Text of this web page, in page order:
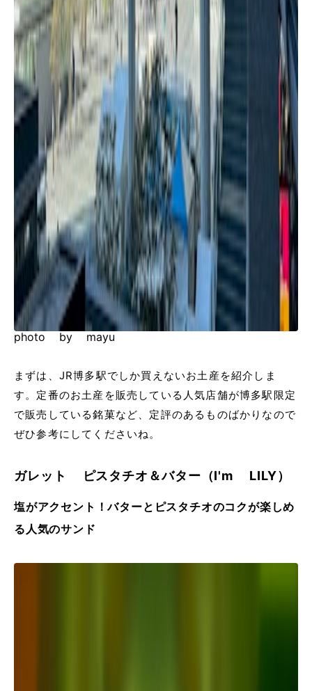
photo by mayu
まずは、JR博多駅でしか買えないお土産を紹介しま
す。定番のお土産を販売している人気店舗が博多駅限定
で販売している銘菓など、定評のあるものばかりなので
ぜひ参考にしてくださいね。
ガレット ピスタチオ＆バター（I'm LILY）
塩がアクセント！バターとピスタチオのコクが楽しめ
る人気のサンド